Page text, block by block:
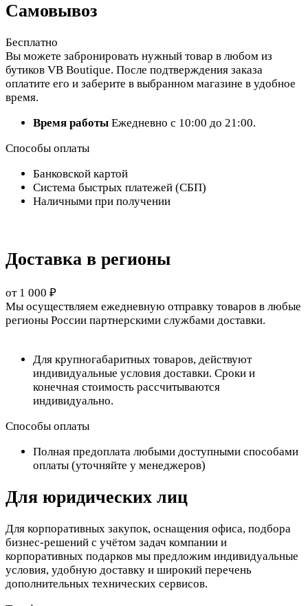
Самовывоз
Бесплатно
Вы можете забронировать нужный товар в любом из
бутиков VB Boutique. После подтверждения заказа
оплатите его и заберите в выбранном магазине в удобное
время.
Время работы Ежедневно с 10:00 до 21:00.
Способы оплаты
Банковской картой
Система быстрых платежей (СБП)
Наличными при получении
Доставка в регионы
от 1 000 ₽
Мы осуществляем ежедневную отправку товаров в любые
регионы России партнерскими службами доставки.
Для крупногабаритных товаров, действуют
индивидуальные условия доставки. Сроки и
конечная стоимость рассчитываются
индивидуально.
Способы оплаты
Полная предоплата любыми доступными способами
оплаты (уточняйте у менеджеров)
Для юридических лиц
Для корпоративных закупок, оснащения офиса, подбора
бизнес-решений с учётом задач компании и
корпоративных подарков мы предложим индивидуальные
условия, удобную доставку и широкий перечень
дополнительных технических сервисов.